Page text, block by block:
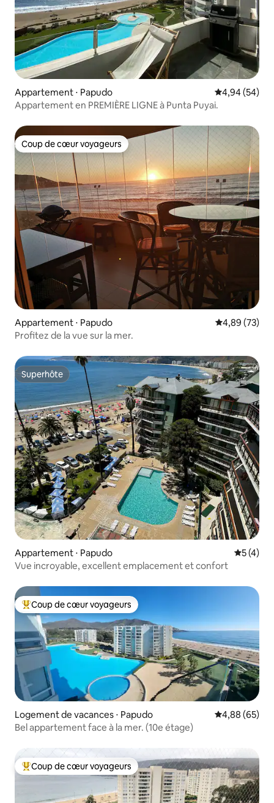
Appartement ⋅ Papudo Évaluation
4,94 (54)
Appartement en PREMIÈRE LIGNE à Punta Puyai.
Coup de cœur voyageurs
Coup de cœur voyageurs
Appartement ⋅ Papudo Évaluation
4,89 (73)
Profitez de la vue sur la mer.
Superhôte
Superhôte
Appartement ⋅ Papudo
5 (4)
Vue incroyable, excellent emplacement et confort
Coups de cœur voyageurs les plus appréciés
Coup de cœur voyageurs
Logement de vacances ⋅ Papudo Évaluation
4,88 (65)
Bel appartement face à la mer. (10e étage)
Coups de cœur voyageurs les plus appréciés
Coup de cœur voyageurs